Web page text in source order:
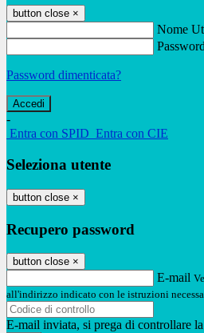
button close ×
Nome
Password dimenticata?
-
Entra con SPID Entra con CIE
Seleziona utente
button close ×
Recupero password
button close ×
E-mail
all'indirizzo indicato con le istruzioni
E-mail inviata, si prega di controllare